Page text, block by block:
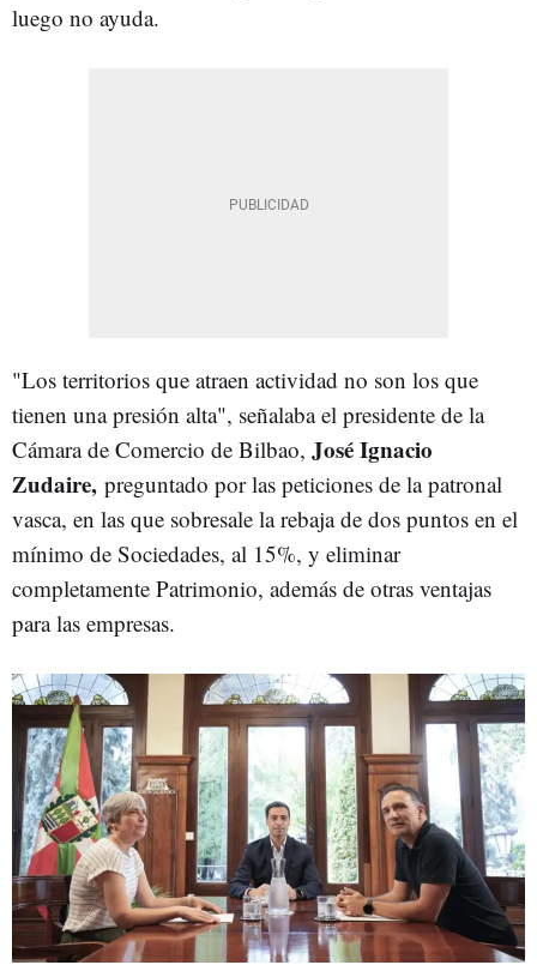
luego no ayuda.
"Los territorios que atraen actividad no son los que
tienen una presión alta", señalaba el presidente de la
Cámara de Comercio de Bilbao, José Ignacio
Zudaire, preguntado por las peticiones de la patronal
vasca, en las que sobresale la rebaja de dos puntos en el
mínimo de Sociedades, al 15%, y eliminar
completamente Patrimonio, además de otras ventajas
para las empresas.